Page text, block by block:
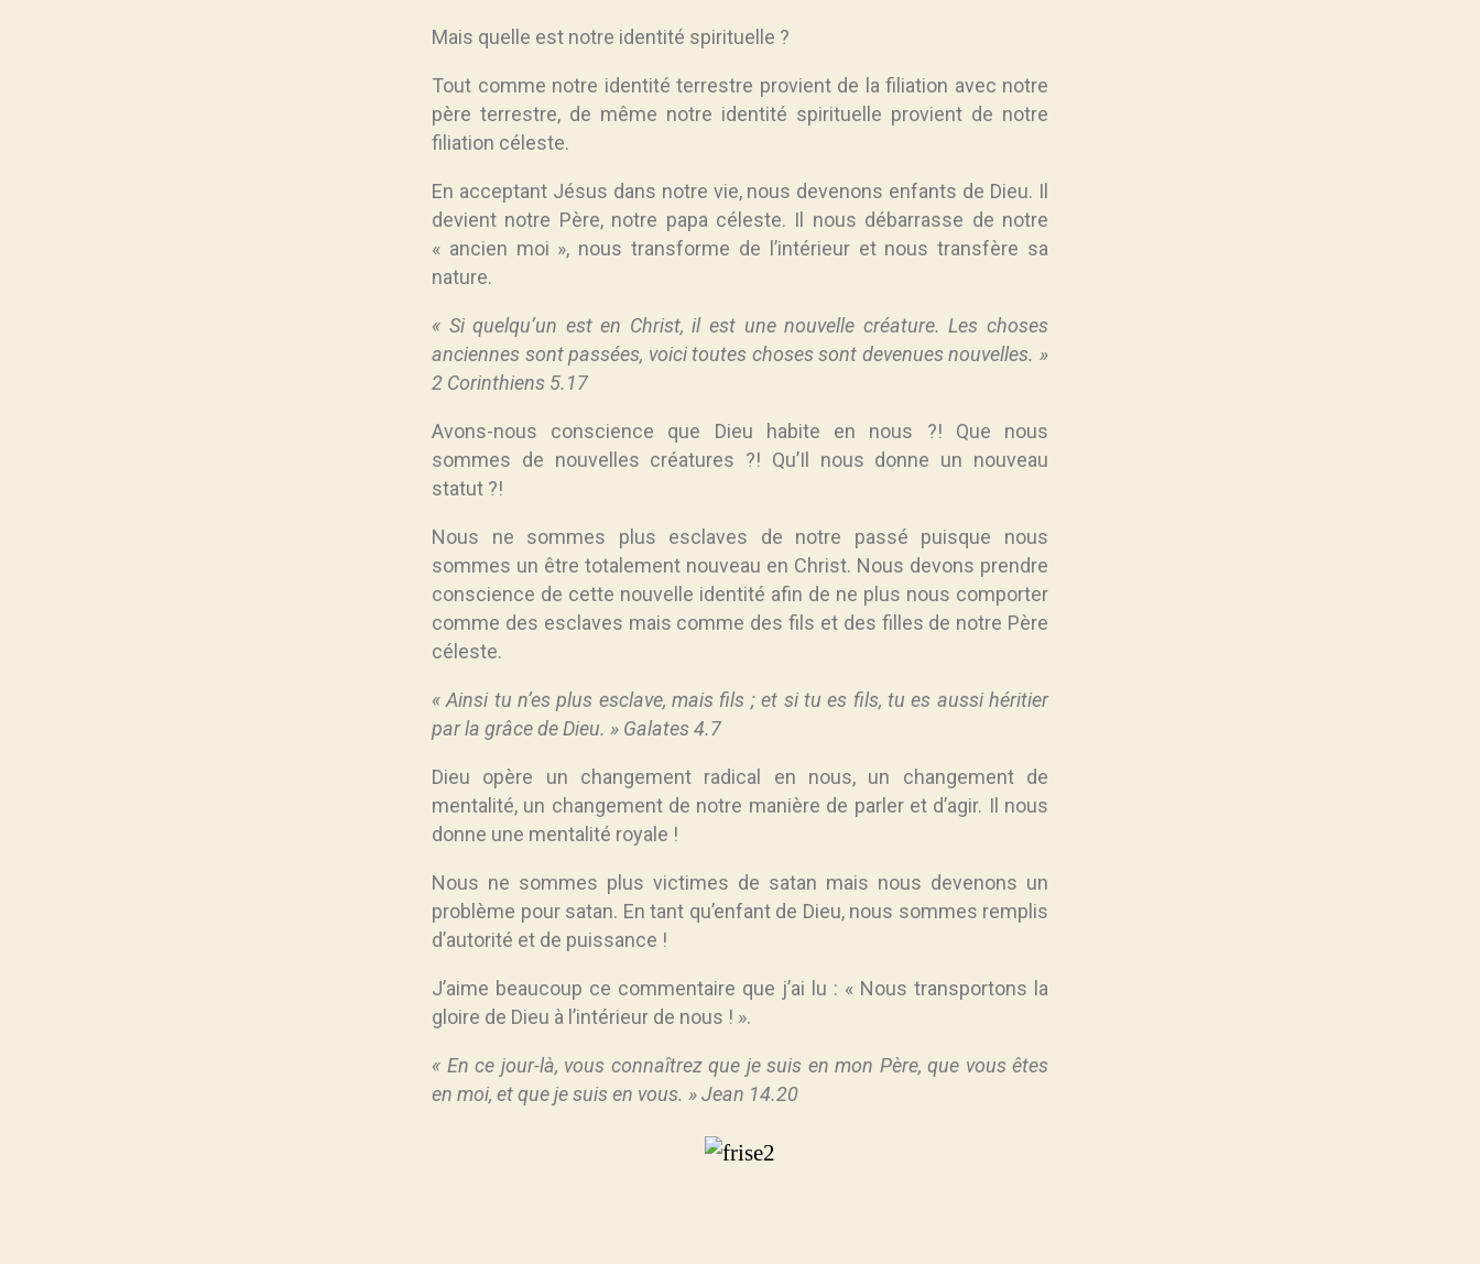
Mais quelle est notre identité spirituelle ?
Tout comme notre identité terrestre provient de la filiation avec notre
père terrestre, de même notre identité spirituelle provient de notre
filiation céleste.
En acceptant Jésus dans notre vie, nous devenons enfants de Dieu. Il
devient notre Père, notre papa céleste. Il nous débarrasse de notre
« ancien moi », nous transforme de l’intérieur et nous transfère sa
nature.
« Si quelqu’un est en Christ, il est une nouvelle créature. Les choses
anciennes sont passées, voici toutes choses sont devenues nouvelles. »
2 Corinthiens 5.17
Avons-nous conscience que Dieu habite en nous ?! Que nous
sommes de nouvelles créatures ?! Qu’Il nous donne un nouveau
statut ?!
Nous ne sommes plus esclaves de notre passé puisque nous
sommes un être totalement nouveau en Christ. Nous devons prendre
conscience de cette nouvelle identité afin de ne plus nous comporter
comme des esclaves mais comme des fils et des filles de notre Père
céleste.
« Ainsi tu n’es plus esclave, mais fils ; et si tu es fils, tu es aussi héritier
par la grâce de Dieu. » Galates 4.7
Dieu opère un changement radical en nous, un changement de
mentalité, un changement de notre manière de parler et d’agir. Il nous
donne une mentalité royale !
Nous ne sommes plus victimes de satan mais nous devenons un
problème pour satan. En tant qu’enfant de Dieu, nous sommes remplis
d’autorité et de puissance !
J’aime beaucoup ce commentaire que j’ai lu : « Nous transportons la
gloire de Dieu à l’intérieur de nous ! ».
« En ce jour-là, vous connaîtrez que je suis en mon Père, que vous êtes
en moi, et que je suis en vous. » Jean 14.20